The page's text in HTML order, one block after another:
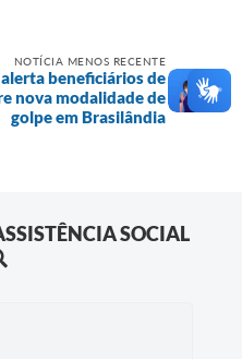
NOTÍCIA MENOS RECENTE
beneficiários de
nova modalidade de
golpe em Brasilândia
SOCIAL